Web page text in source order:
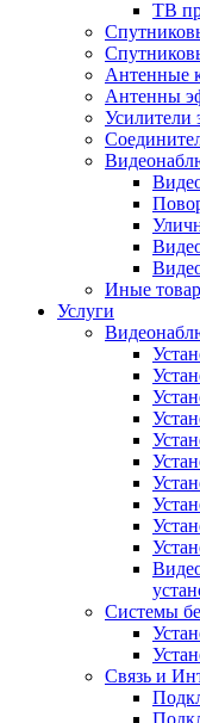
ТВ
Антенные
Антенны
Усилители
Иные
Услуги
Системы
Связь и